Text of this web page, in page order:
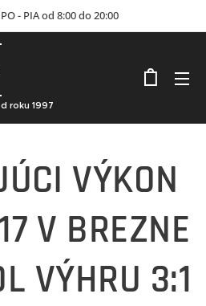
- PIA od 8:00 do 20:00
roku 1997
VÝKON
V BREZNE
VÝHRU 3:1